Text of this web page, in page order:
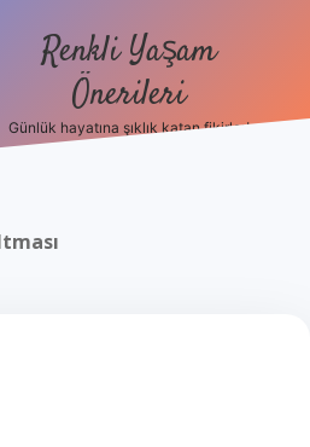
Renkli Yaşam
Önerileri
Günlük hayatına şıklık katan fikirler!